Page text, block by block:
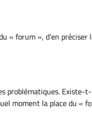
« forum », d’en
Existe-
moment la place du «